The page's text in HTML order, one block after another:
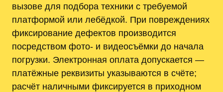
вызове для подбора техники с требуемой
платформой или лебёдкой. При повреждениях
фиксирование дефектов производится
посредством фото- и видеосъёмки до начала
погрузки. Электронная оплата допускается —
платёжные реквизиты указываются в счёте;
расчёт наличными фиксируется в приходном